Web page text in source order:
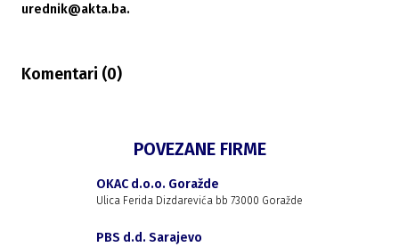
urednik@akta.ba.
Komentari (0)
POVEZANE FIRME
OKAC d.o.o. Goražde
Ulica Ferida Dizdarevića bb 73000 Goražde
PBS d.d. Sarajevo